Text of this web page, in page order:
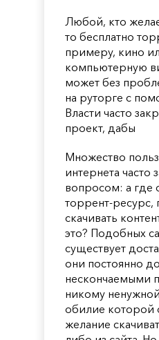
Любой, кто
то бесплатно
примеру, кино
компьютерную
может без
на руторге с
Власти часто
проект, дабы
Множество
интернета часто
вопросом: а где
торрент-
скачивать
это? Подобных
существует
они постоянно
нескончаемыми
никому
обилие которой
желание